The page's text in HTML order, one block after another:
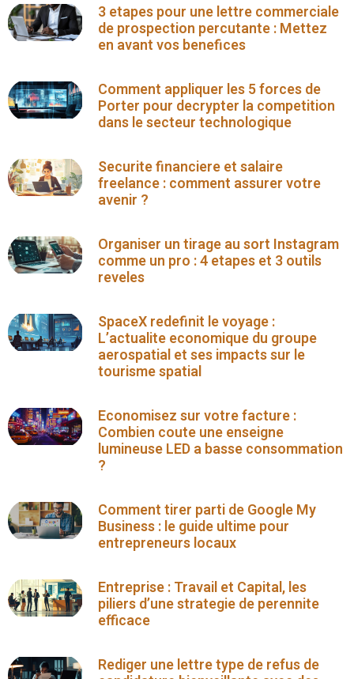
3 etapes pour une lettre commerciale
de prospection percutante : Mettez
en avant vos benefices
Comment appliquer les 5 forces de
Porter pour decrypter la competition
dans le secteur technologique
Securite financiere et salaire
freelance : comment assurer votre
avenir ?
Organiser un tirage au sort Instagram
comme un pro : 4 etapes et 3 outils
reveles
SpaceX redefinit le voyage :
L’actualite economique du groupe
aerospatial et ses impacts sur le
tourisme spatial
Economisez sur votre facture :
Combien coute une enseigne
lumineuse LED a basse consommation
?
Comment tirer parti de Google My
Business : le guide ultime pour
entrepreneurs locaux
Entreprise : Travail et Capital, les
piliers d’une strategie de perennite
efficace
Rediger une lettre type de refus de